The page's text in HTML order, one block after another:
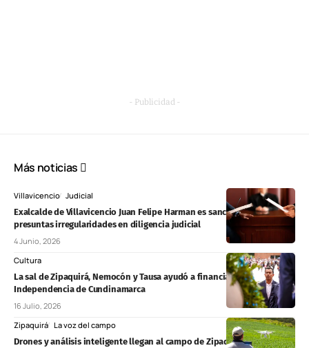
- Publicidad -
Más noticias
Villavicencio Judicial
Exalcalde de Villavicencio Juan Felipe Harman es sancionado por
presuntas irregularidades en diligencia judicial
4 Junio, 2026
Cultura
La sal de Zipaquirá, Nemocón y Tausa ayudó a financiar la
Independencia de Cundinamarca
16 Julio, 2026
Zipaquirá La voz del campo
Drones y análisis inteligente llegan al campo de Zipaquirá para